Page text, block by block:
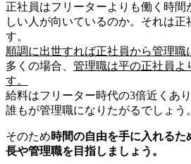
正社員はフリーターよりも働く時間
しい人が向いているのか。それは正
す。
順調に出世すれば正社員から管理職
多くの場合、 管理職は平の正社員よ
す。
給料はフリーター時代の3倍近くあ
誰もが管理職になりたがるでしょう。
そのため時間の自由を手に入れる
長や管理職を目指しましょう。